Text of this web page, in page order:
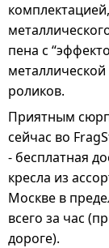
пена с
роликов.
Приятным
сейчас во
- бесплатная
кресла из
Москве в
всего за час
дороге).